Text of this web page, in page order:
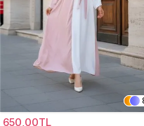
650,00TL